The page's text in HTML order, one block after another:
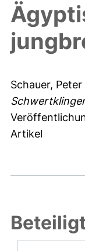
Schauer, Peter
Artikel